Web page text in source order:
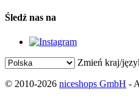
Śledź nas na
Zmień kraj/
© 2010-2026 niceshops GmbH -